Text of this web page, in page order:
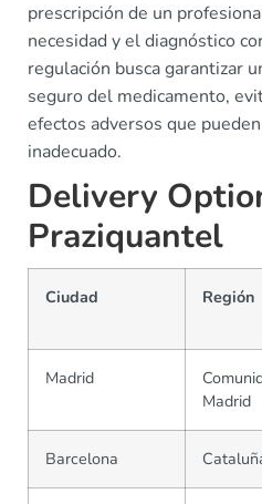
prescripción de un
necesidad y el diagnóstico
regulación busca garantizar
seguro del medicamento,
efectos adversos que
inadecuado.
Delivery
Praziquantel
Ciudad Región
Madrid
Madrid
Barcelona